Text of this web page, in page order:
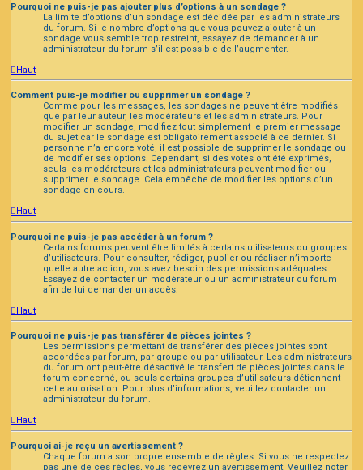
Pourquoi ne puis-je pas ajouter plus d’options à un sondage ?
La limite d’options d’un sondage est décidée par les administrateurs
du forum. Si le nombre d’options que vous pouvez ajouter à un
sondage vous semble trop restreint, essayez de demander à un
administrateur du forum s’il est possible de l’augmenter.
Haut
Comment puis-je modifier ou supprimer un sondage ?
Comme pour les messages, les sondages ne peuvent être modifiés
que par leur auteur, les modérateurs et les administrateurs. Pour
modifier un sondage, modifiez tout simplement le premier message
du sujet car le sondage est obligatoirement associé à ce dernier. Si
personne n’a encore voté, il est possible de supprimer le sondage ou
de modifier ses options. Cependant, si des votes ont été exprimés,
seuls les modérateurs et les administrateurs peuvent modifier ou
supprimer le sondage. Cela empêche de modifier les options d’un
sondage en cours.
Haut
Pourquoi ne puis-je pas accéder à un forum ?
Certains forums peuvent être limités à certains utilisateurs ou groupes
d’utilisateurs. Pour consulter, rédiger, publier ou réaliser n’importe
quelle autre action, vous avez besoin des permissions adéquates.
Essayez de contacter un modérateur ou un administrateur du forum
afin de lui demander un accès.
Haut
Pourquoi ne puis-je pas transférer de pièces jointes ?
Les permissions permettant de transférer des pièces jointes sont
accordées par forum, par groupe ou par utilisateur. Les administrateurs
du forum ont peut-être désactivé le transfert de pièces jointes dans le
forum concerné, ou seuls certains groupes d’utilisateurs détiennent
cette autorisation. Pour plus d’informations, veuillez contacter un
administrateur du forum.
Haut
Pourquoi ai-je reçu un avertissement ?
Chaque forum a son propre ensemble de règles. Si vous ne respectez
pas une de ces règles, vous recevrez un avertissement. Veuillez noter